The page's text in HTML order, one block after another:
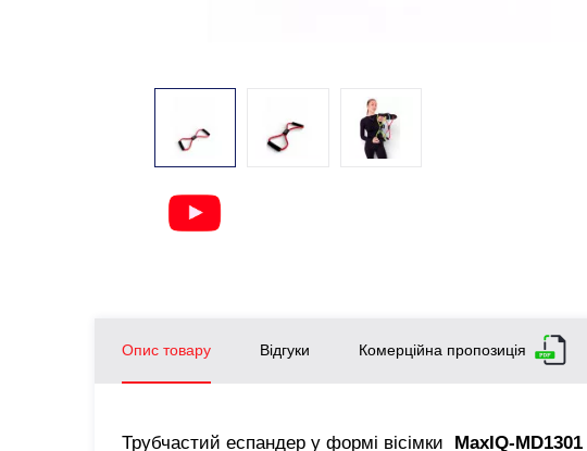
Опис товару Відгуки Комерційна пропозиція
Трубчастий еспандер у формі вісімки MaxIQ-MD1301